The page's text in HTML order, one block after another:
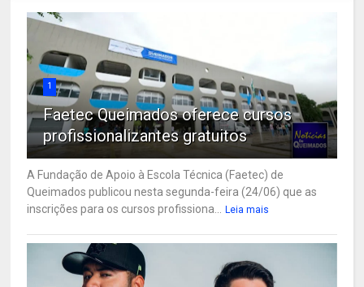
1
Faetec Queimados oferece cursos
profissionalizantes gratuitos
A Fundação de Apoio à Escola Técnica (Faetec) de
Queimados publicou nesta segunda-feira (24/06) que as
inscrições para os cursos profissiona...
Leia mais